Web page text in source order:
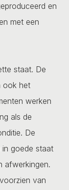
en
met een
staat. De
ook het
werken
als de
De
in goede staat
afwerkingen.
van